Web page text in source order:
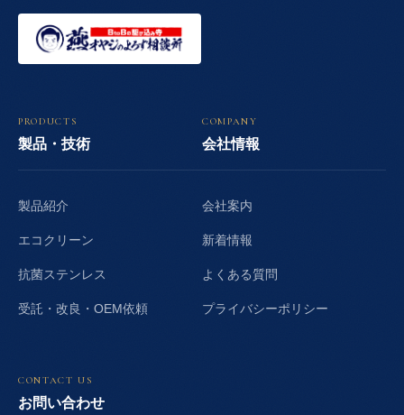
PRODUCTS
製品・技術
製品紹介
エコクリーン
抗菌ステンレス
受託・改良・OEM依頼
COMPANY
会社情報
会社案内
新着情報
よくある質問
プライバシーポリシー
CONTACT US
お問い合わせ